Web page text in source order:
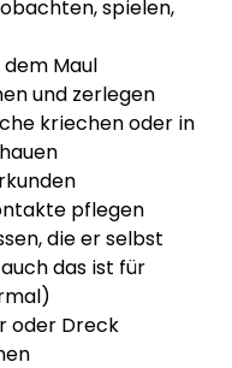
spielen,
Maul
und zerlegen
kriechen oder in
pflegen
die er selbst
das ist für
oder Dreck